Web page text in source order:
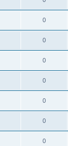
0
0
0
0
0
0
0